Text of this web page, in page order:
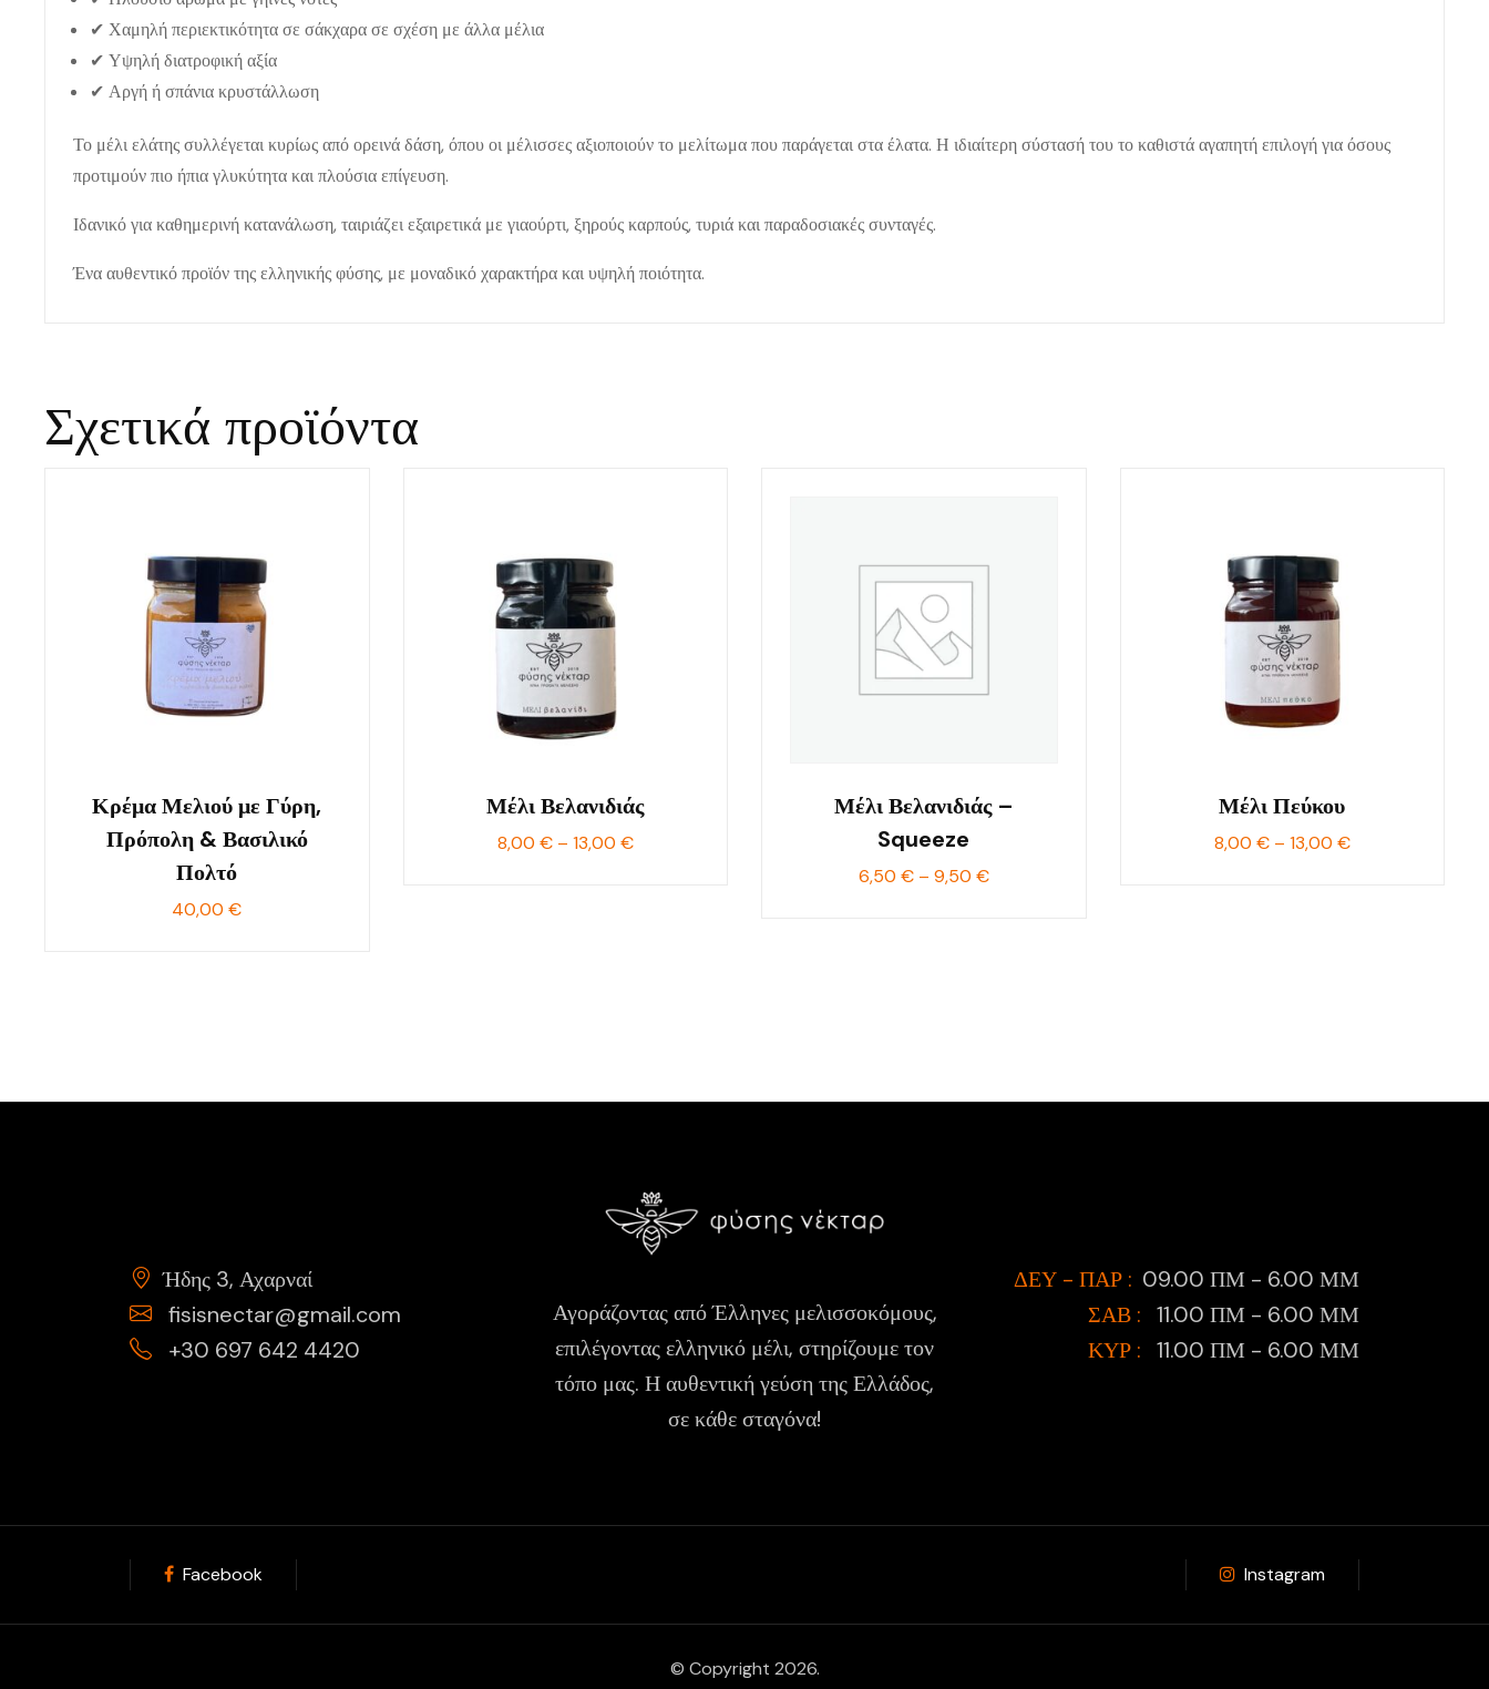
✔ Χαμηλή περιεκτικότητα σε σάκχαρα σε σχέση με άλλα μέλια
✔ Υψηλή διατροφική αξία
✔ Αργή ή σπάνια κρυστάλλωση
Το μέλι ελάτης συλλέγεται κυρίως από ορεινά δάση, όπου οι μέλισσες αξιοποιούν το μελίτωμα που παράγεται στα έλατα. Η ιδιαίτερη σύστασή του το καθιστά αγαπητή επιλογή για όσους
προτιμούν πιο ήπια γλυκύτητα και πλούσια επίγευση.
Ιδανικό για καθημερινή κατανάλωση, ταιριάζει εξαιρετικά με γιαούρτι, ξηρούς καρπούς, τυριά και παραδοσιακές συνταγές.
Ένα αυθεντικό προϊόν της ελληνικής φύσης, με μοναδικό χαρακτήρα και υψηλή ποιότητα.
Σχετικά προϊόντα
Κρέμα Μελιού με Γύρη,
Πρόπολη & Βασιλικό
Πολτό
40,00€
Μέλι Βελανιδιάς
8,00 € – 13,00 €Price
Μέλι Βελανιδιάς –
Squeeze
6,50 € – 9,50 €Price
Μέλι Πεύκου
8,00 € – 13,00 €Price
Ήδης 3, Αχαρναί
fisisnectar@gmail.com
+30 697 642 4420
Αγοράζοντας από Έλληνες μελισσοκόμους,
επιλέγοντας ελληνικό μέλι, στηρίζουμε τον
τόπο μας. Η αυθεντική γεύση της Ελλάδος,
σε κάθε σταγόνα!
ΔΕΥ - ΠΑΡ : 09.00 ΠΜ - 6.00 ΜΜ
ΣΑΒ : 11.00 ΠΜ - 6.00 ΜΜ
ΚΥΡ : 11.00 ΠΜ - 6.00 ΜΜ
Facebook Instagram
© Copyright 2026.